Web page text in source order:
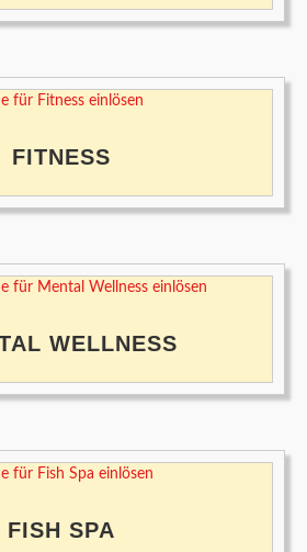
FITNESS
WELLNESS
FISH SPA